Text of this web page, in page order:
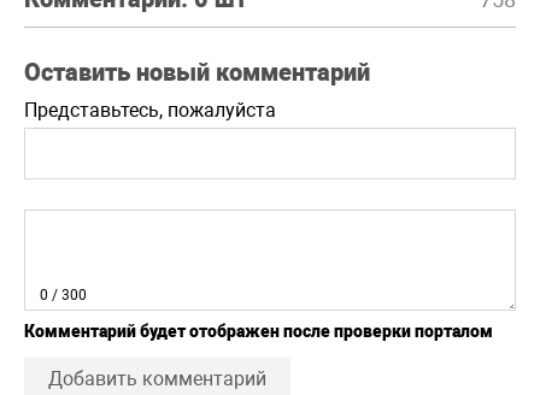
Оставить новый комментарий
Представьтесь, пожалуйста
0 / 300
Комментарий будет отображен после проверки порталом
Добавить комментарий